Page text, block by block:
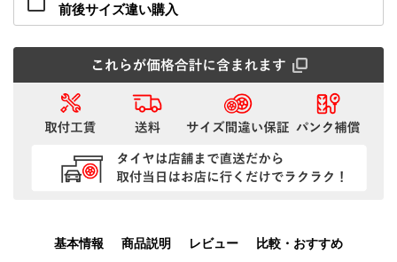
前後サイズ違い購入
基本情報 商品説明 レビュー 比較・おすすめ